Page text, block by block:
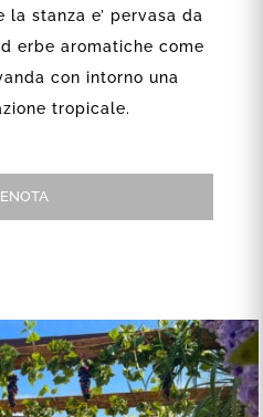
stanza e’ pervasa da
erbe aromatiche come
con intorno una
tropicale.